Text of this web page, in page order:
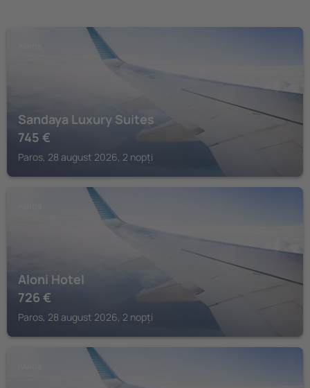
Sandaya Luxury Suites
745 €
Paros, 28 august 2026, 2 nopți
Aloni Hotel
726 €
Paros, 28 august 2026, 2 nopți